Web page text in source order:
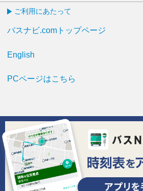
ご利用にあたって
バスナビ.comトップページ
English
PCページはこちら